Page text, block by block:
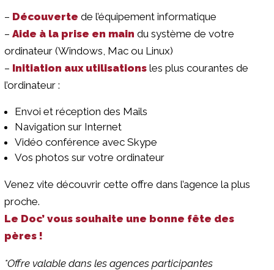
– Découverte de l’équipement informatique
– Aide à la prise en main du système de votre
ordinateur (Windows, Mac ou Linux)
– Initiation aux utilisations les plus courantes de
l’ordinateur :
Envoi et réception des Mails
Navigation sur Internet
Vidéo conférence avec Skype
Vos photos sur votre ordinateur
Venez vite découvrir cette offre dans l’agence la plus
proche.
Le Doc’ vous souhaite une bonne fête des
pères !
*Offre valable dans les agences participantes